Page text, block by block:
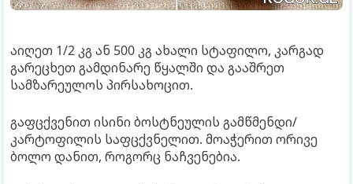
აიღეთ 1/2 კგ ან 500 კგ ახალი სტაფილო, კარგად
გარეცხეთ გამდინარე წყალში და გააშრეთ
სამზარეულოს პირსახოცით.
გაფცქვენით ისინი ბოსტნეულის გამწმენდი/
კარტოფილის საფცქვნელით. მოაჭერით ორივე
ბოლო დანით, როგორც ნაჩვენებია.